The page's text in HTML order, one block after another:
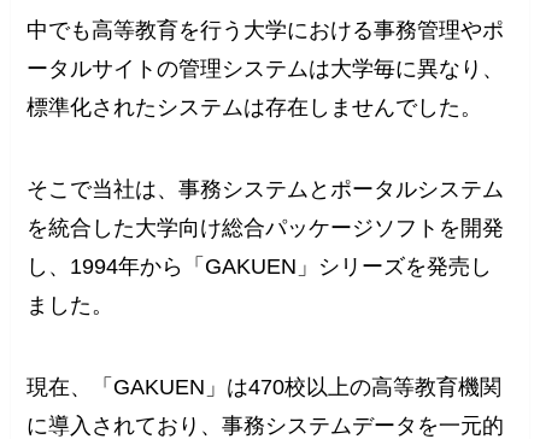
中でも高等教育を行う大学における事務管理やポ
ータルサイトの管理システムは大学毎に異なり、
標準化されたシステムは存在しませんでした。
そこで当社は、事務システムとポータルシステム
を統合した大学向け総合パッケージソフトを開発
し、1994年から「GAKUEN」シリーズを発売し
ました。
現在、「GAKUEN」は470校以上の高等教育機関
に導入されており、事務システムデータを一元的